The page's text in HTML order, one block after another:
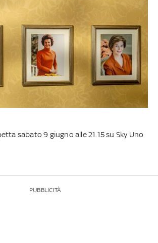
sabato 9 giugno alle 21.15 su Sky Uno
PUBBLICITÀ